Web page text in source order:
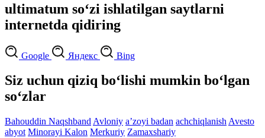
ultimatum so‘zi ishlatilgan saytlarni
internetda qidiring
Google Яндекс Bing
Siz uchun qiziq bo‘lishi mumkin bo‘lgan
so‘zlar
Bahouddin Naqshband Avloniy aʼzoyi badan achchiqlanish Avesto
abyot Minorayi Kalon Merkuriy Zamaxshariy